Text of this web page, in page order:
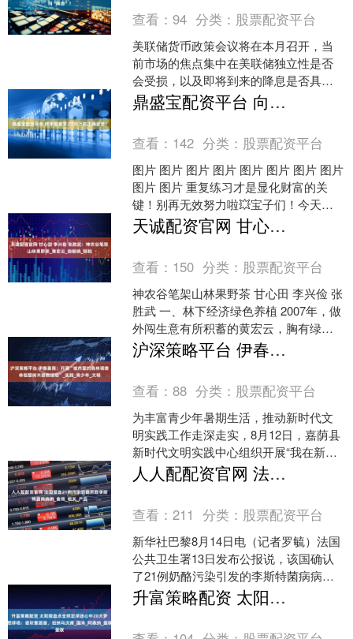
查看：94 分类： 股票配资平台
美联储货币政策会议将在本月召开，当
前市场的焦点集中在美联储独立性是否
会受损，以及即将到来的降息是否具
有“政治化”色彩。 近日，来自Academy
Securit....
鼎盛宝配资平台 向宇宙索求2000万的正确姿势！
查看： 142 分类： 股票配资平台
图片 图片 图片 图片 图片 图片 图片 图片
图片 图片 重复练习才是显化财富的关
键！别再无效努力啦💥宝子们！今天必
须跟你们唠唠重复练习在显化财富里的
重要性！....
天诚配资官网 甘心田 李兴俭 张胜武：神农谷笔架山林果野茶_黄宏云_猕猴桃_桐柏
查看： 150 分类： 股票配资平台
神农谷笔架山林果野茶 甘心田 李兴俭 张
胜武 一、林下经济绿色养植 2007年，做
外闯生意有所积蓄的黄宏云，胸有绿化
气自豪地陆续承包了这两万多亩山林，
他踌躇满志....
沪深策略平台 伊春嘉荫：开展“城市里的森林调查体验暨树木拯救活动”_实践_青少年_文明
查看：88 分类： 股票配资平台
为丰富青少年暑期生活，推动新时代文
明实践工作走深走实，8月12日，嘉荫县
新时代文明实践中心组织开展“我在新时
代文明实践中心过暑假”暨文明实践暑期
课堂系列活动之“....
人人配配资官网 法国报告21例污染奶酪所致李斯特菌病病例_食用_相关_产品
查看：211 分类： 股票配资平台
新华社巴黎8月14日电（记者罗毓）法国
公共卫生署13日发布公报说，该国确认
了21例奶酪污染引发的李斯特菌病病
例，其中有18例发生在今年6月以来，目
前已报告2例死....
升富策略配资 太阳报盘点全球足球迷心中20大梦想球场：诺坎普居首，伯纳乌次席_国米_阿森纳_曼联